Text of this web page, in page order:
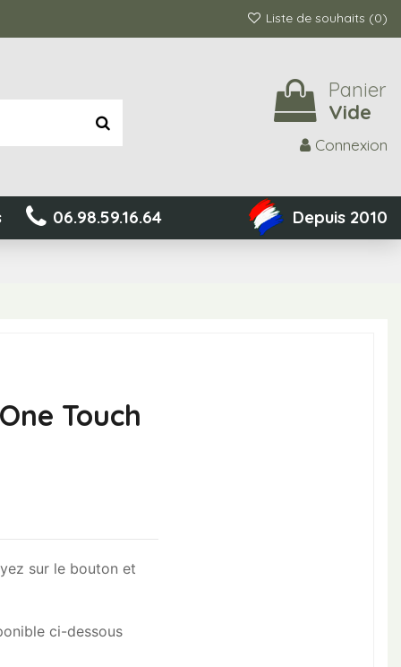
Liste de souhaits (0)
Panier
Vide
Connexion
06.98.59.16.64 Depuis 2010
Touch
sur le bouton et
ci-dessous